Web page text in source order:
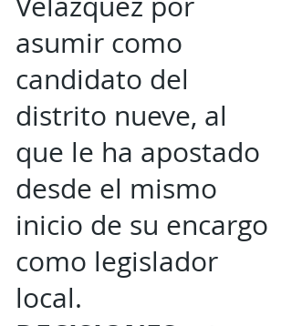
asumir como
candidato del
distrito nueve, al
que le ha apostado
desde el mismo
inicio de su encargo
como legislador
local.